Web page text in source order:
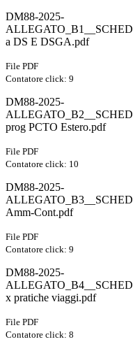
DM88-2025-
a DS E DSGA.pdf
File PDF
Contatore click: 9
DM88-2025-
prog PCTO Estero.pdf
File PDF
Contatore click: 10
DM88-2025-
Amm-Cont.pdf
File PDF
Contatore click: 9
DM88-2025-
x pratiche viaggi.pdf
File PDF
Contatore click: 8